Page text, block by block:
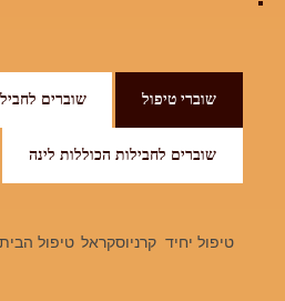
שוברי טיפול שוברים
שוברים לחבילות הכוללות לינה
טיפול יחיד קרניוסקראל טיפול